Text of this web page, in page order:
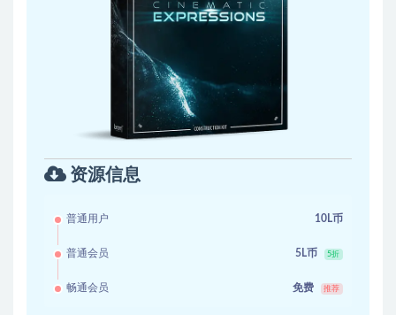
资源信息
普通用户 10L币
普通会员 5L币 5折
畅通会员 免费 推荐